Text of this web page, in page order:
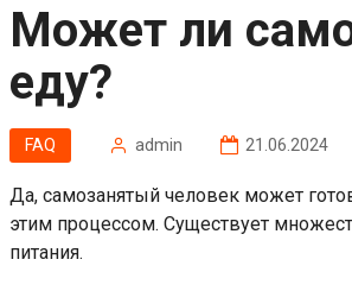
Может ли самозанятый человек готовить и продавать
еду?
FAQ admin 21.06.2024
Да, самозанятый человек может
этим процессом. Существует
питания.